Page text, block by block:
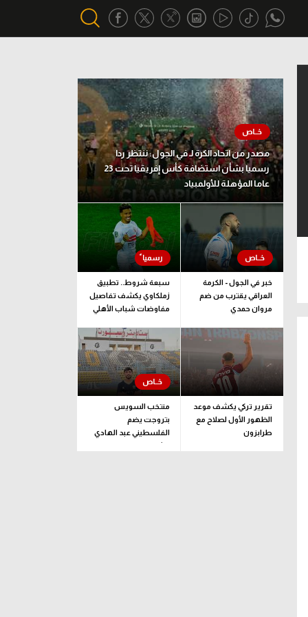
أقسام خاصة
Gamers
ميركاتو
تحقيق في الجول
تقرير في الجول
تحليل في الجول
حكايات في الجول
كويز في الجول
فيديو في الجول
مصدر من اتحاد الكرة لـ في الجول: ننتظر ردا
رسميا بشأن استضافة كأس إفريقيا تحت 23
عاما المؤهلة للأولمبياد
خبر في الجول - الكرمة
العراقي يقترب من ضم
مروان حمدي
سبعة شروط.. تطبيق
زملكاوي يكشف تفاصيل
مفاوضات شباب الأهلي
تقرير تركي يكشف موعد
الظهور الأول لصلاح مع
طرابزون
منتخب السويس
بتروجت يضم
الفلسطيني عبد الهادي
راشد